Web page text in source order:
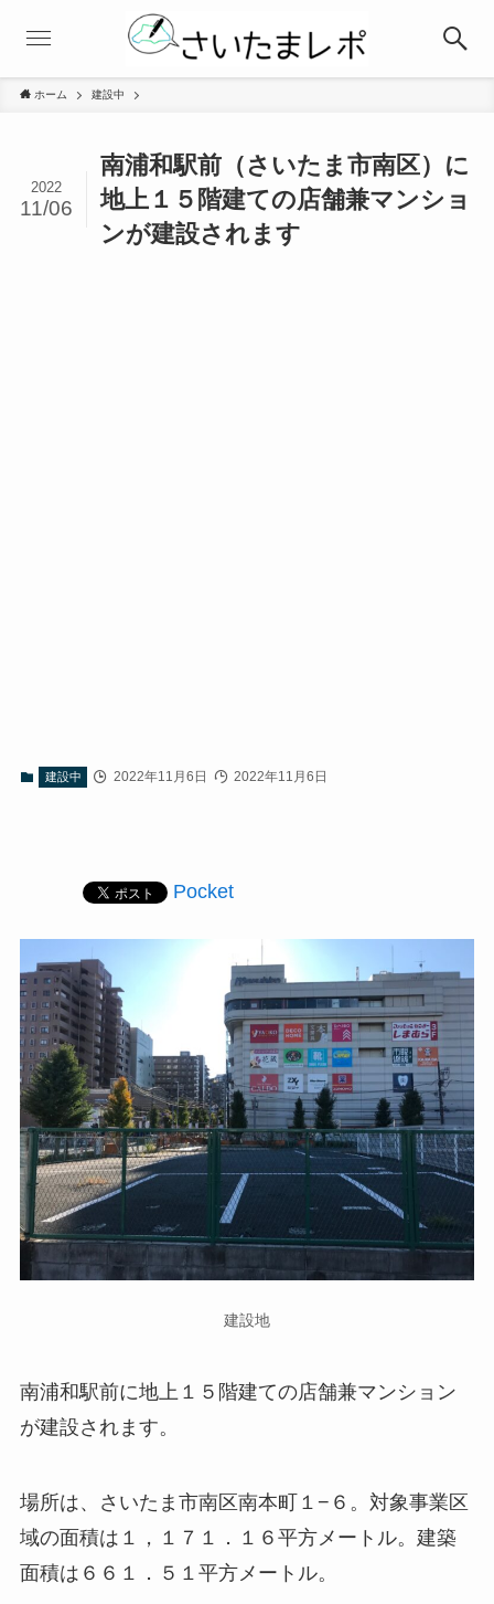
ホーム 建設中
南浦和駅前（さいたま市南区）に
地上１５階建ての店舗兼マンショ
ンが建設されます
2022
11/06
建設中 2022年11月6日 2022年11月6日
Pocket
建設地
南浦和駅前に地上１５階建ての店舗兼マンション
が建設されます。
場所は、さいたま市南区南本町１−６。対象事業区
域の面積は１，１７１．１６平方メートル。建築
面積は６６１．５１平方メートル。